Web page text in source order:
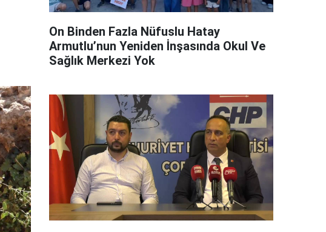
On Binden Fazla Nüfuslu Hatay
Armutlu’nun Yeniden İnşasında Okul Ve
Sağlık Merkezi Yok